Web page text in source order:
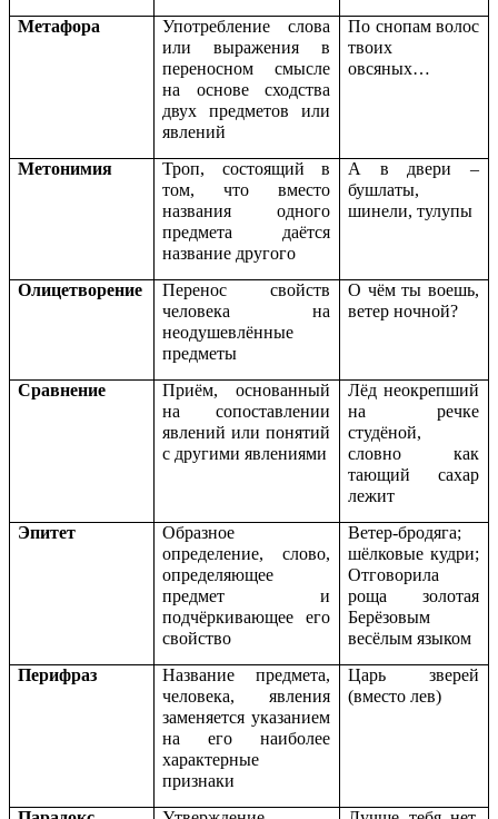
Метафора
Употребление слова
или выражения в
переносном смысле
на основе сходства
двух предметов или
явлений
По снопам волос
твоих
овсяных…
Метонимия
Троп, состоящий в
том, что вместо
названия одного
предмета даётся
название другого
А в двери –
бушлаты,
шинели, тулупы
Олицетворение
Перенос свойств
человека на
неодушевлённые
предметы
О чём ты воешь,
ветер ночной?
Сравнение
Приём, основанный
на сопоставлении
явлений или понятий
с другими явлениями
Лёд неокрепший
на речке
студёной,
словно как
тающий сахар
лежит
Эпитет
Образное
определение, слово,
определяющее
предмет и
подчёркивающее его
свойство
Ветер-бродяга;
шёлковые кудри;
Отговорила
роща золотая
Берёзовым
весёлым языком
Перифраз
Название предмета,
человека, явления
заменяется указанием
на его наиболее
характерные
признаки
Царь зверей
(вместо лев)